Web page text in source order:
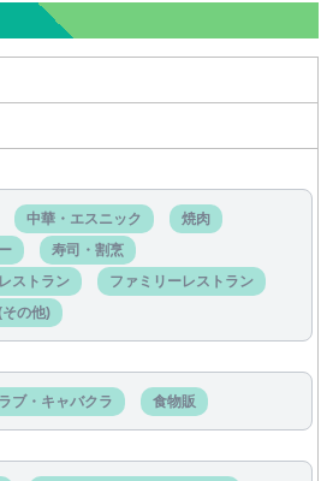
中華・エスニック
焼肉
寿司・割烹
レストラン
ファミリーレストラン
の他)
ブ・キャバクラ 食物販